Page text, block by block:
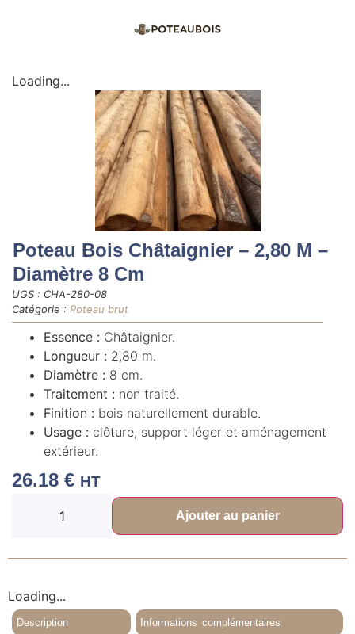
Loading...
Poteau Bois Châtaignier – 2,80 M –
Diamètre 8 Cm
UGS : CHA-280-08
Catégorie : Poteau brut
Essence : Châtaignier.
Longueur : 2,80 m.
Diamètre : 8 cm.
Traitement : non traité.
Finition : bois naturellement durable.
Usage : clôture, support léger et aménagement
extérieur.
26.18 € HT
Ajouter au panier
Loading...
Description Informations complémentaires